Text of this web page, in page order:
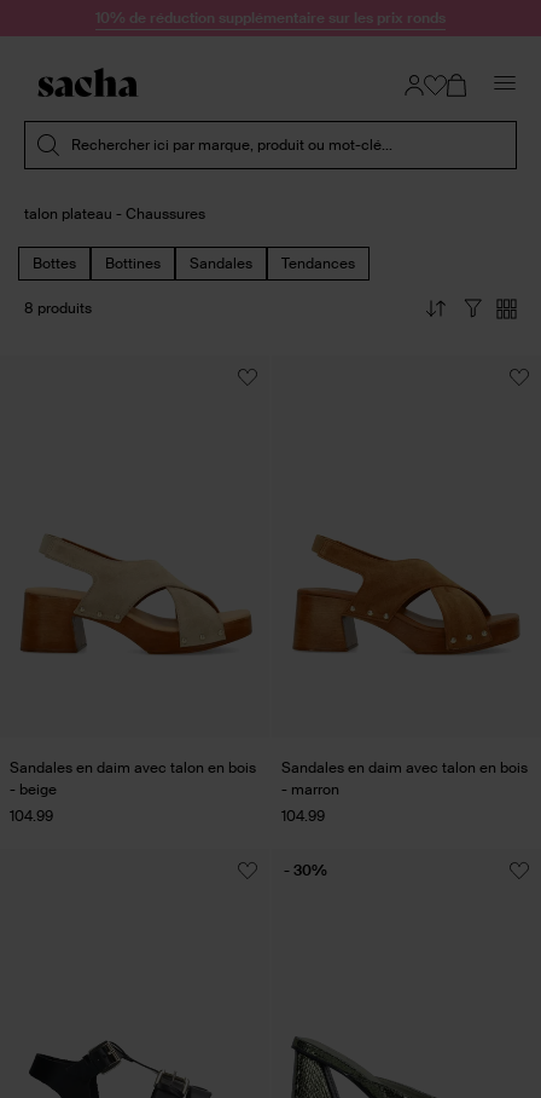
Passer au contenu10% de réduction supplémentaire sur les prix ronds
Rechercher ici par marque, produit ou mot-clé...
talon plateau - Chaussures
Bottes Bottines Sandales Tendances
8 produits
Sandales en daim avec talon en bois
- beige
104.99
Sandales en daim avec talon en bois
- marron
104.99
- 30%